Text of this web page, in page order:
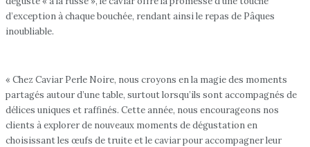
d’exception à chaque bouchée, rendant ainsi le repas de Pâques
inoubliable.
« Chez Caviar Perle Noire, nous croyons en la magie des moments
partagés autour d’une table, surtout lorsqu’ils sont accompagnés de
délices uniques et raffinés. Cette année, nous encourageons nos
clients à explorer de nouveaux moments de dégustation en
choisissant les œufs de truite et le caviar pour accompagner leur